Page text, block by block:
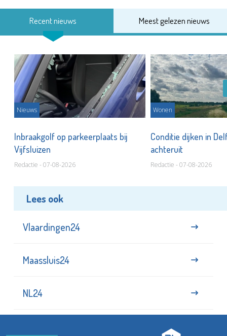
Recent nieuws Meest gelezen nieuws
Nieuws
Inbraakgolf op parkeerplaats bij
Vijfsluizen
Redactie - 07-08-2026
Wonen
Conditie dijken in
achteruit
Redactie - 07-08-2026
Lees ook
Vlaardingen24
Maassluis24
NL24